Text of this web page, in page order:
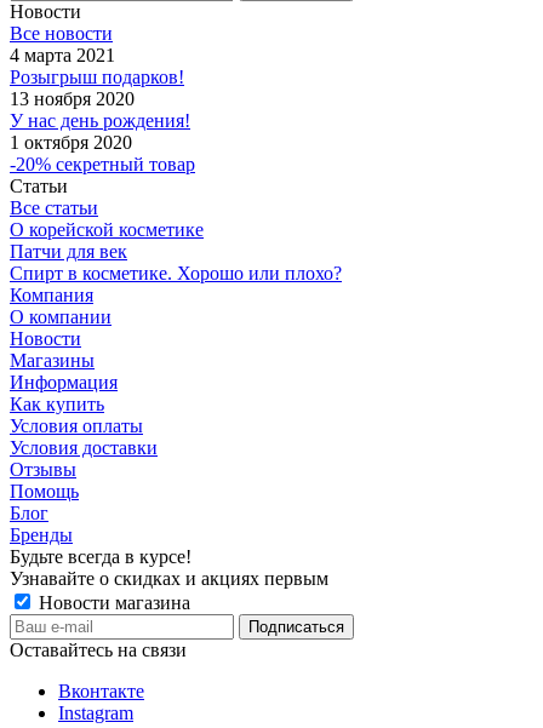
Новости
Все новости
4 марта 2021
Розыгрыш подарков!
13 ноября 2020
У нас день рождения!
1 октября 2020
-20% секретный товар
Статьи
Все статьи
О корейской косметике
Патчи для век
Спирт в косметике. Хорошо или плохо?
Компания
О компании
Новости
Магазины
Информация
Как купить
Условия оплаты
Условия доставки
Отзывы
Помощь
Блог
Бренды
Будьте всегда в курсе!
Узнавайте о скидках и акциях первым
Новости магазина
Оставайтесь на связи
Вконтакте
Instagram